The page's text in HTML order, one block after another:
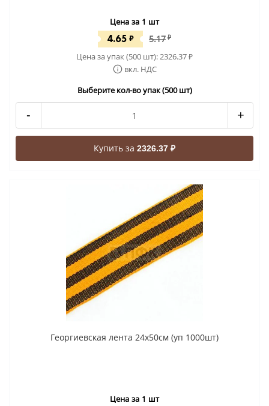
Цена за 1 шт
4.65 ₽ 5.17 ₽
Цена за упак (500 шт):2326.37₽
вкл. НДС
Выберите кол-во упак (500 шт)
- +
Купить за 2326.37 ₽
Георгиевская лента 24x50cм (уп 1000шт)
Цена за 1 шт